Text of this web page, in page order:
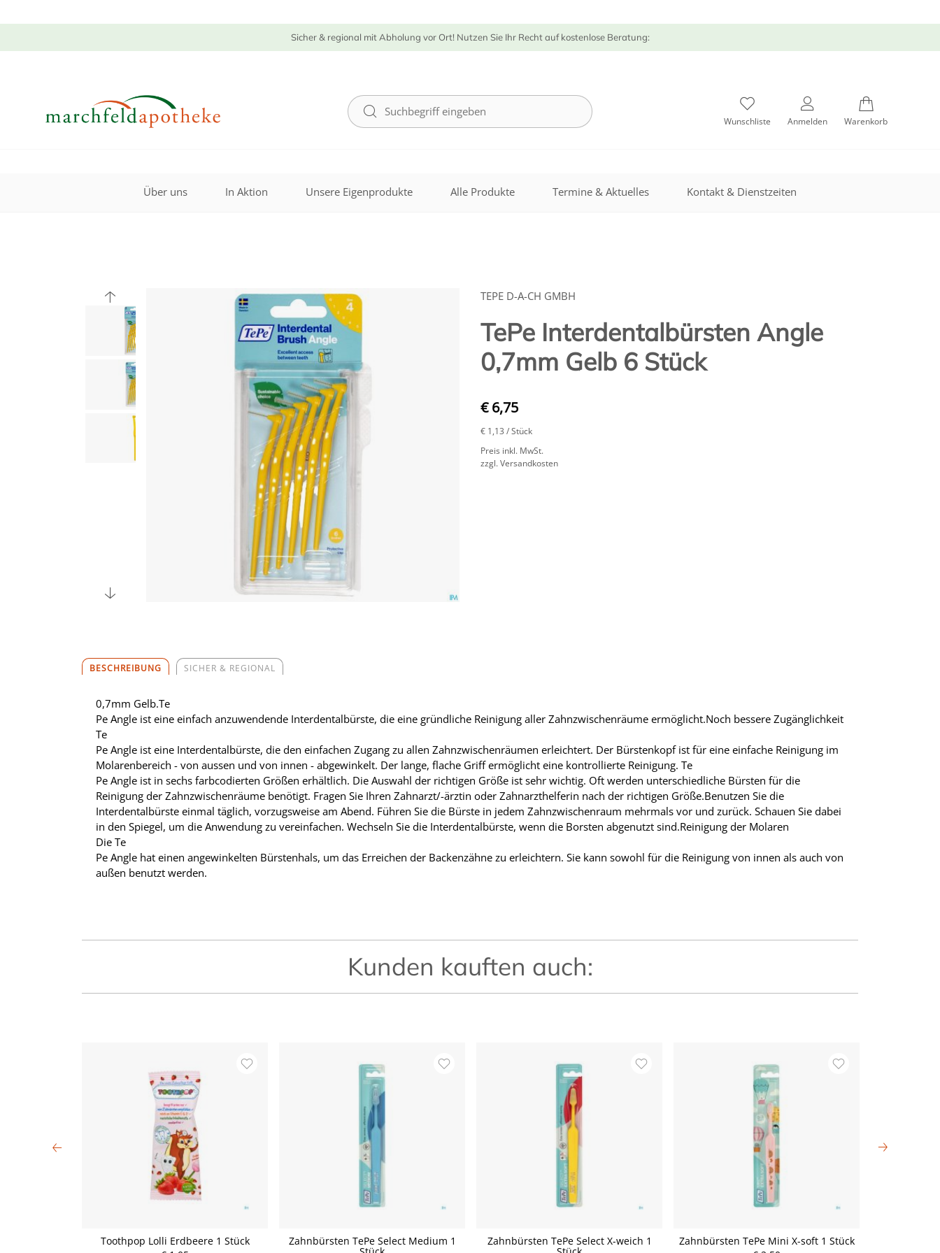
Sicher & regional mit Abholung vor Ort! Nutzen Sie Ihr Recht auf kostenlose Beratung:
Wunschliste Anmelden Warenkorb
Über uns In Aktion Unsere Eigenprodukte Alle Produkte Termine & Aktuelles Kontakt & Dienstzeiten
TEPE D-A-CH GMBH
TePe Interdentalbürsten Angle
0,7mm Gelb 6 Stück
€ 6,75
€ 1,13 / Stück
Preis inkl. MwSt.
zzgl. Versandkosten
BESCHREIBUNG SICHER & REGIONAL
0,7mm Gelb.Te
Pe Angle ist eine einfach anzuwendende Interdentalbürste, die eine gründliche Reinigung aller Zahnzwischenräume ermöglicht.Noch bessere Zugänglichkeit
Te
Pe Angle ist eine Interdentalbürste, die den einfachen Zugang zu allen Zahnzwischenräumen erleichtert. Der Bürstenkopf ist für eine einfache Reinigung im
Molarenbereich - von aussen und von innen - abgewinkelt. Der lange, flache Griff ermöglicht eine kontrollierte Reinigung. Te
Pe Angle ist in sechs farbcodierten Größen erhältlich. Die Auswahl der richtigen Größe ist sehr wichtig. Oft werden unterschiedliche Bürsten für die
Reinigung der Zahnzwischenräume benötigt. Fragen Sie Ihren Zahnarzt/-ärztin oder Zahnarzthelferin nach der richtigen Größe.Benutzen Sie die
Interdentalbürste einmal täglich, vorzugsweise am Abend. Führen Sie die Bürste in jedem Zahnzwischenraum mehrmals vor und zurück. Schauen Sie dabei
in den Spiegel, um die Anwendung zu vereinfachen. Wechseln Sie die Interdentalbürste, wenn die Borsten abgenutzt sind.Reinigung der Molaren
Die Te
Pe Angle hat einen angewinkelten Bürstenhals, um das Erreichen der Backenzähne zu erleichtern. Sie kann sowohl für die Reinigung von innen als auch von
außen benutzt werden.
Kunden kauften auch:
Toothpop Lolli Erdbeere 1 Stück
Zahnbürsten TePe Select Medium 1 Zahnbürsten TePe Select X-weich 1
Zahnbürsten TePe Mini X-soft 1 Stück